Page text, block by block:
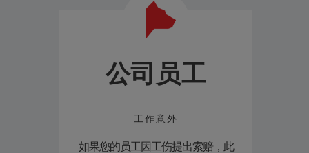
公司员工
工作意外
如果您的员工因工伤提出索赔，此